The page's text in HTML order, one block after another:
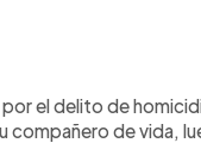
por el delito de
compañero de vida,